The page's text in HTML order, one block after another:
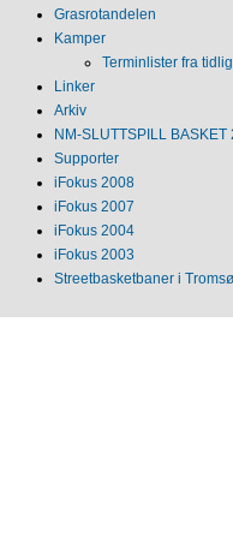
Grasrotandelen
Kamper
Terminlister fra
Linker
Arkiv
NM‐SLUTTSPILL BASKET
Supporter
iFokus 2008
iFokus 2007
iFokus 2004
iFokus 2003
Streetbasketbaner i Tromsø